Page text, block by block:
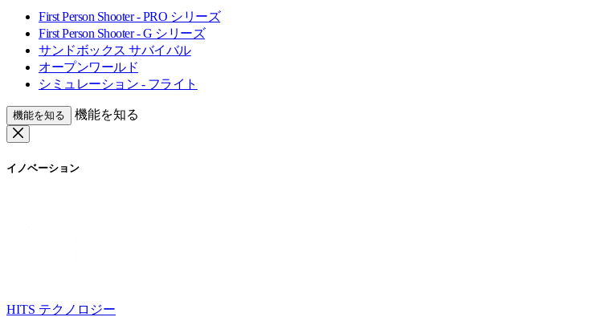
First Person Shooter - PRO シリーズ
First Person Shooter - G シリーズ
サンドボックス サバイバル
オープンワールド
シミュレーション - フライト
機能を知る 機能を知る
イノベーション
HITS テクノロジー